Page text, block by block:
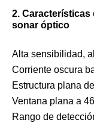
2. Características
sonar óptico
Alta sensibilidad,
Corriente oscura
Estructura plana
Ventana plana a
Rango de